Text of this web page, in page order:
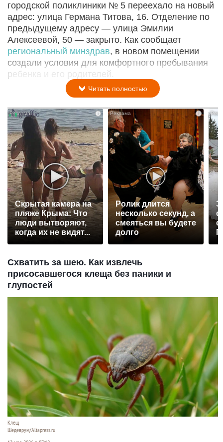
городской поликлиники № 5 переехало на новый
адрес: улица Германа Титова, 16. Отделение по
предыдущему адресу — улица Эмилии
Алексеевой, 50 — закрыто. Как сообщает
региональный минздрав, в новом помещении
создали условия для комфортного пребывания
ребенка и его родителей.
Читать полностью
i
Скрытая камера на
пляже Крыма: Что
люди вытворяют,
когда их не видят...
i
Ролик длится
несколько секунд, а
смеяться вы будете
долго
Схватить за шею. Как извлечь
присосавшегося клеща без паники и
глупостей
Клещ
Шедеврум/Altapress.ru